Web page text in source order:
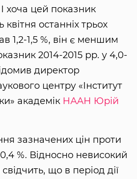
хоча цей показник
останніх трьох
1,2-1,5 %, він є меншим
2014-2015 рр. у 4,0-
директор
центру «Інститут
академік НААН Юрій
зазначених цін проти
%. Відносно невисокий
що в період дії